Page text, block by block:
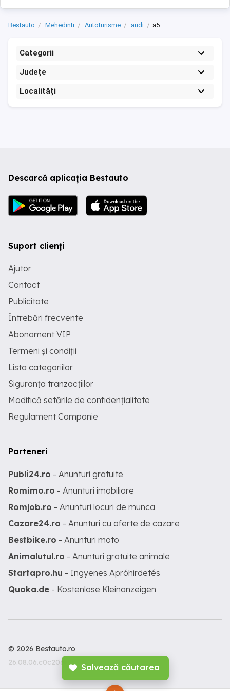
Salvează căutarea
Bestauto Mehedinti Autoturisme audi a5
Categorii
Județe
Localități
Descarcă aplicația Bestauto
Suport clienți
Ajutor
Contact
Publicitate
Întrebări frecvente
Abonament VIP
Termeni și condiții
Lista categoriilor
Siguranța tranzacțiilor
Modifică setările de confidențialitate
Regulament Campanie
Parteneri
Publi24.ro - Anunturi gratuite
Romimo.ro - Anunturi imobiliare
Romjob.ro - Anunturi locuri de munca
Cazare24.ro - Anunturi cu oferte de cazare
Bestbike.ro - Anunturi moto
Animalutul.ro - Anunturi gratuite animale
Startapro.hu - Ingyenes Apróhirdetés
Quoka.de - Kostenlose Kleinanzeigen
© 2026 Bestauto.ro
26.08.06.c0c206c